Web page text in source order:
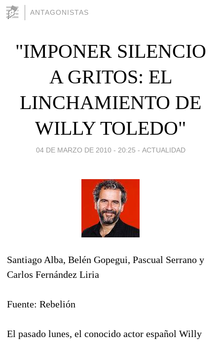
ANTAGONISTAS
"IMPONER SILENCIO
A GRITOS: EL
LINCHAMIENTO DE
WILLY TOLEDO"
04 DE MARZO DE 2010 - 20:25 - ACTUALIDAD
Santiago Alba, Belén Gopegui, Pascual Serrano y
Carlos Fernández Liria
Fuente: Rebelión
El pasado lunes, el conocido actor español Willy